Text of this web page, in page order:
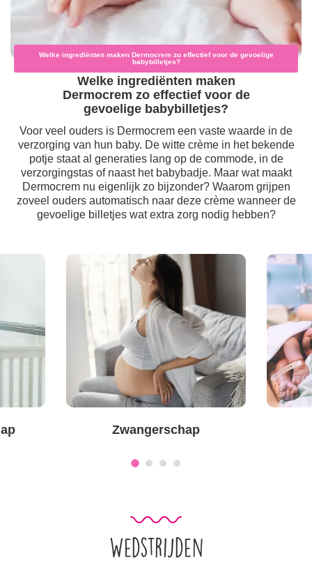
Welke ingrediënten maken Dermocrem zo effectief voor de gevoelige
babybilletjes?
Welke ingrediënten maken
Dermocrem zo effectief voor de
gevoelige babybilletjes?
Voor veel ouders is Dermocrem een vaste waarde in de
verzorging van hun baby. De witte crème in het bekende
potje staat al generaties lang op de commode, in de
verzorgingstas of naast het babybadje. Maar wat maakt
Dermocrem nu eigenlijk zo bijzonder? Waarom grijpen
zoveel ouders automatisch naar deze crème wanneer de
gevoelige billetjes wat extra zorg nodig hebben?
Zwangerschap
Wedstrijden